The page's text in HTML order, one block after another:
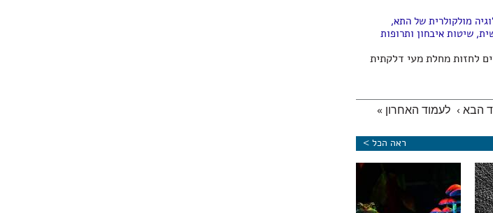
מולקולרית של התא,
,שיטות איבחון ותרופות
לחזות מחלת מעי דלקתית
הבא › לעמוד האחרון »
ראה הכל >